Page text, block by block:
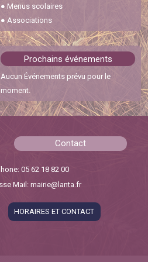
Feux interdits
22 octobre 2023
6 janvier 2026
15 septembre 2025
● Menus scolaires
● Associations
Prochains événements
Aucun Événements prévu pour le
moment.
Contact
05 62 18 82 00
Mail: mairie@lanta.fr
HORAIRES ET CONTACT